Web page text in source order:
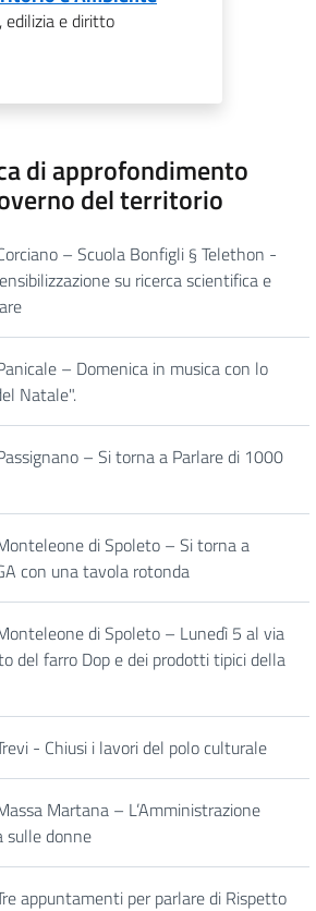
edilizia e diritto
di approfondimento
del territorio
– Scuola Bonfigli § Telethon -
su ricerca scientifica e
– Domenica in musica con lo
Natale".
– Si torna a Parlare di 1000
di Spoleto – Si torna a
con una tavola rotonda
di Spoleto – Lunedì 5 al via
del farro Dop e dei prodotti tipici della
- Chiusi i lavori del polo culturale
Martana – L’Amministrazione
sulle donne
appuntamenti per parlare di Rispetto